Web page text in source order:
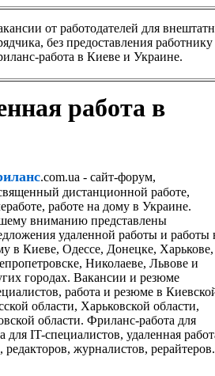
от работодателей для
без предоставления
работа в Киеве и Украине.
работа в
.com.ua - сайт-форум,
дистанционной работе,
работе на дому в Украине.
вниманию представлены
удаленной работы и работы
в Киеве, Одессе, Донецке, Харькове,
Николаеве, Львове и
городах. Вакансии и резюме
работа и резюме в
области, Харьковской области,
области. Фриланс-работа для
для IT-специалистов, удаленная
журналистов, рерайтеров.